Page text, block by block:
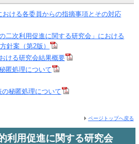
おける各委員からの指摘事項とその対応
二次利用促進に関する研究会」における
針案（第2版）
ける研究会結果概要
匿処理について
秘匿処理について
ページトップへ戻る
利用促進に関する研究会